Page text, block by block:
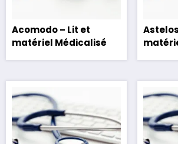
Acomodo – Lit et
matériel Médicalisé